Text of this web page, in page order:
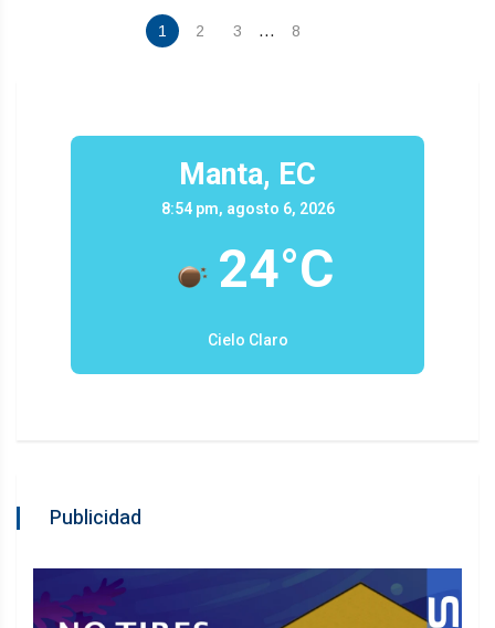
1 2 3 … 8
Manta, EC
8:54 pm, agosto 6, 2026
24°C
Cielo Claro
Publicidad